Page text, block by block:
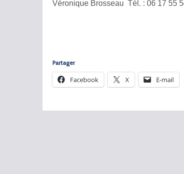
Véronique Brosseau Tél. : 06 17 55
Partager
Facebook X E-mail